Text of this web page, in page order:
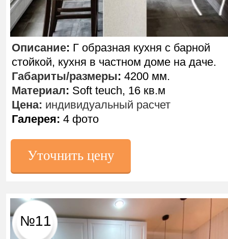
№11
Уточнить цену
Описание: Г образная кухня с барной
стойкой, кухня в частном доме на даче.
Габариты/размеры: 4200 мм.
Материал: Soft teuch, 16 кв.м
Цена: индивидуальный расчет
Галерея: 4 фото